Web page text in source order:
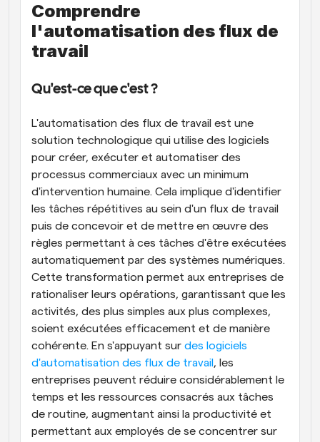
Comprendre
l'automatisation des flux de
travail
Qu'est-ce que c'est ?
L'automatisation des flux de travail est une
solution technologique qui utilise des logiciels
pour créer, exécuter et automatiser des
processus commerciaux avec un minimum
d'intervention humaine. Cela implique d'identifier
les tâches répétitives au sein d'un flux de travail
puis de concevoir et de mettre en œuvre des
règles permettant à ces tâches d'être exécutées
automatiquement par des systèmes numériques.
Cette transformation permet aux entreprises de
rationaliser leurs opérations, garantissant que les
activités, des plus simples aux plus complexes,
soient exécutées efficacement et de manière
cohérente. En s'appuyant sur des logiciels
d'automatisation des flux de travail , les
entreprises peuvent réduire considérablement le
temps et les ressources consacrés aux tâches
de routine, augmentant ainsi la productivité et
permettant aux employés de se concentrer sur